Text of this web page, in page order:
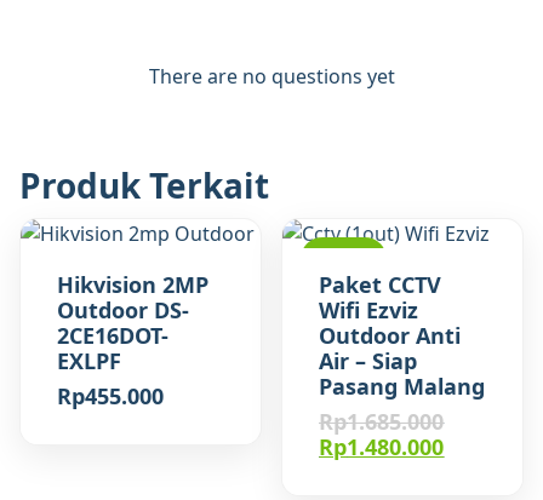
There are no questions yet
Produk Terkait
Hikvision 2MP
Outdoor DS-
2CE16DOT-
EXLPF
Rp455.000
Paket CCTV
Wifi Ezviz
Outdoor Anti
Air – Siap
Pasang Malang
Rp1.685.000Harga
aslinya
Rp1.480.000Harga